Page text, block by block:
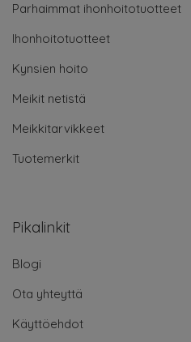
Parhaimmat ihonhoitotuotteet
Ihonhoitotuotteet
Kynsien hoito
Meikit netistä
Meikkitarvikkeet
Tuotemerkit
Pikalinkit
Blogi
Ota yhteyttä
Käyttöehdot